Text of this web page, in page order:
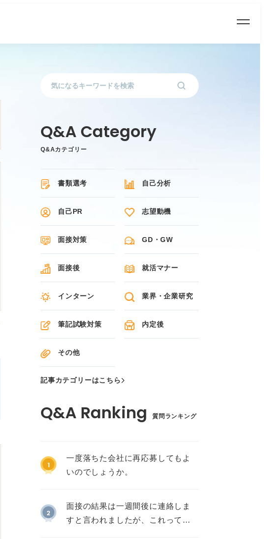
Q&Aカテゴリー
書類選考 自己分析
自己PR 志望動機
面接対策 GD・GW
面接後 就活マナー
インターン 業界・企業研究
筆記試験対策 内定後
その他
記事カテゴリーはこちら
質問ランキング
1
一度落ちた会社に再応募してもよ
いのでしょうか。
2
面接の結果は一週間後に連絡しま
すと言われましたが、これって不